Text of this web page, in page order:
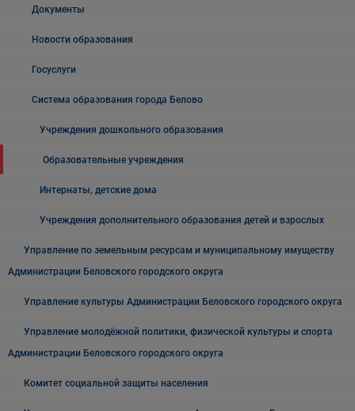
Документы
Новости образования
Госуслуги
Система образования города Белово
Учреждения дошкольного образования
Образовательные учреждения
Интернаты, детские дома
Учреждения дополнительного образования детей и взрослых
Управление по земельным ресурсам и муниципальному имуществу
Администрации Беловского городского округа
Управление культуры Администрации Беловского городского округа
Управление молодёжной политики, физической культуры и спорта
Администрации Беловского городского округа
Комитет социальной защиты населения